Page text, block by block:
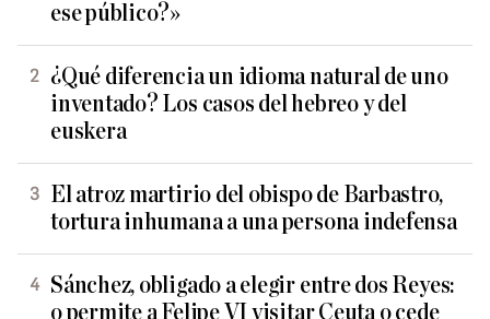
ese público?»
¿Qué diferencia un idioma natural de uno
inventado? Los casos del hebreo y del
euskera
El atroz martirio del obispo de Barbastro,
tortura inhumana a una persona indefensa
Sánchez, obligado a elegir entre dos Reyes:
o permite a Felipe VI visitar Ceuta o cede